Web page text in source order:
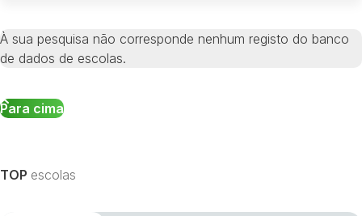
À sua pesquisa não corresponde nenhum registo do banco
de dados de escolas.
Para cima
TOP escolas